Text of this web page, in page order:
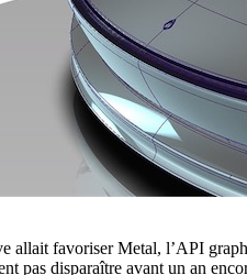
allait favoriser Metal, l’API
pas disparaître avant un an